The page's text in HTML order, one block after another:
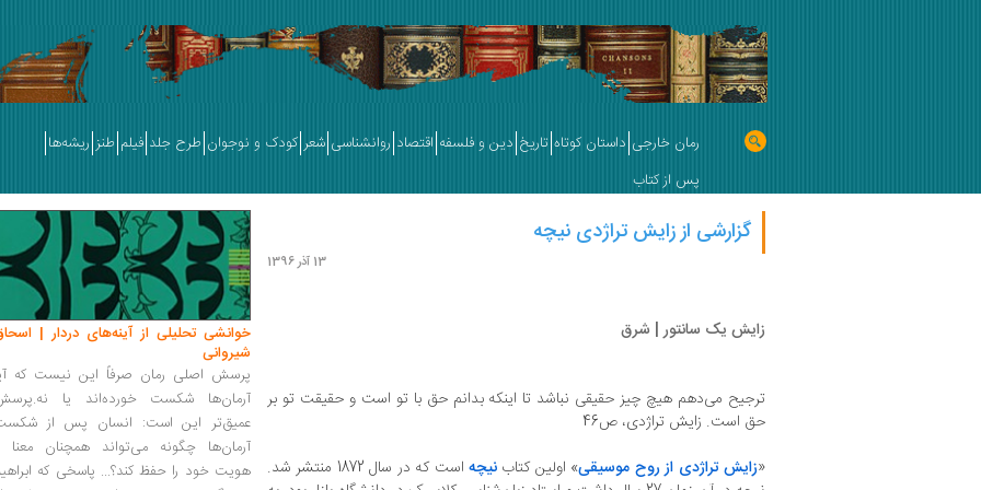
رمان خارجی داستان کوتاه تاریخ دین و فلسفه اقتصاد روانشناسی شعر کودک و نوجوان طرح جلد فیلم طنز ریشه‌ها
پس از کتاب
گزارشی از زایش تراژدی نیچه
13 آذر 1396
زایش یک سانتور | شرق
ترجیح می‌دهم هیچ چیز حقیقی نباشد تا اینکه بدانم حق با تو است و حقیقت تو بر
حق است. زایش تراژدی، ص46
«زایش تراژدی از روح موسیقی» اولین کتاب نیچه
است که در سال 1872 منتشر شد.
خوانشی تحلیلی از آینه‌های دردار |
شیروانی
پرسش اصلی رمان صرفاً این نیست که
آرمان‌ها شکست خورده‌اند یا
عمیق‌تر این است: انسان پس از
آرمان‌ها چگونه می‌تواند همچنان معنا
هویت خود را حفظ کند؟... پاسخی که